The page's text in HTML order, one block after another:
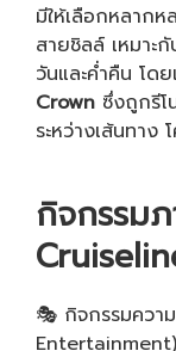
มีให้เลือกหลาก
สายชิลล์ เหมาะ
วันและค่ำคืน โดย
Crown ซึ่งถูกรีโ
ระหว่างเส้นทาง
กิจกรรมภ
🎭 กิจกรรมควา
Entertainment)